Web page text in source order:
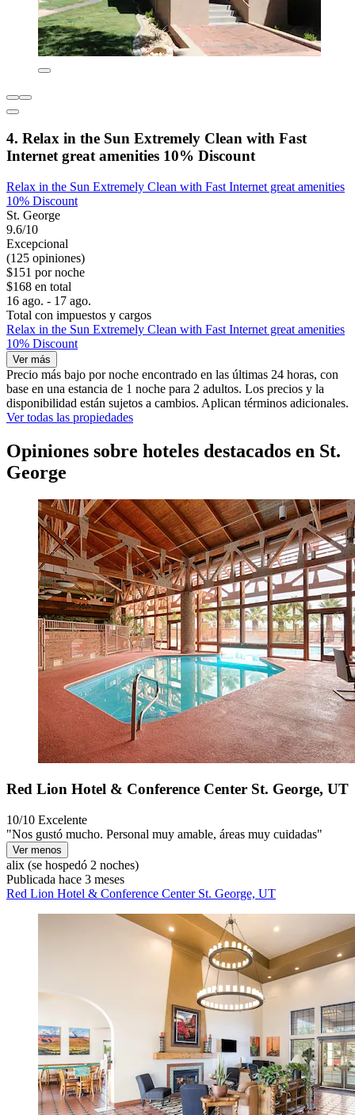
4. Relax in the Sun Extremely Clean with Fast
Internet great amenities 10% Discount
Relax in the Sun Extremely Clean with Fast Internet great amenities
10% Discount
St. George
9.6/10
Excepcional
(125 opiniones)
$151 por noche
$168 en total
16 ago. - 17 ago.
Total con impuestos y cargos
Relax in the Sun Extremely Clean with Fast Internet great amenities
10% Discount
Ver más
Precio más bajo por noche encontrado en las últimas 24 horas, con
base en una estancia de 1 noche para 2 adultos. Los precios y la
disponibilidad están sujetos a cambios. Aplican términos adicionales.
Ver todas las propiedades
Opiniones sobre hoteles destacados en St.
George
Red Lion Hotel & Conference Center St. George, UT
10/10 Excelente
"Nos gustó mucho. Personal muy amable, áreas muy cuidadas"
Ver menos
alix (se hospedó 2 noches)
Publicada hace 3 meses
Red Lion Hotel & Conference Center St. George, UT